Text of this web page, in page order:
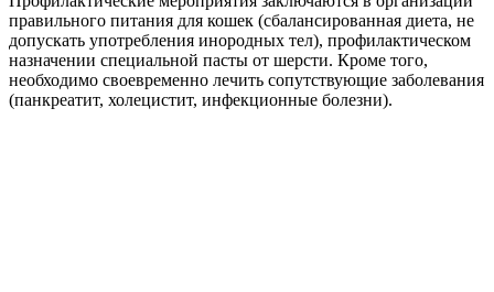
правильного питания для кошек (сбалансированная диета, не
допускать употребления инородных тел), профилактическом
назначении специальной пасты от шерсти. Кроме того,
необходимо своевременно лечить сопутствующие заболевания
(панкреатит, холецистит, инфекционные болезни).